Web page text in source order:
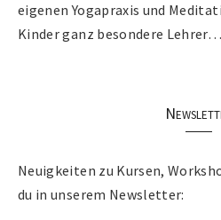
eigenen Yogapraxis und
Kinder ganz besondere Lehrer…
Neuigkeiten zu Kursen,
du in unserem Newsletter: